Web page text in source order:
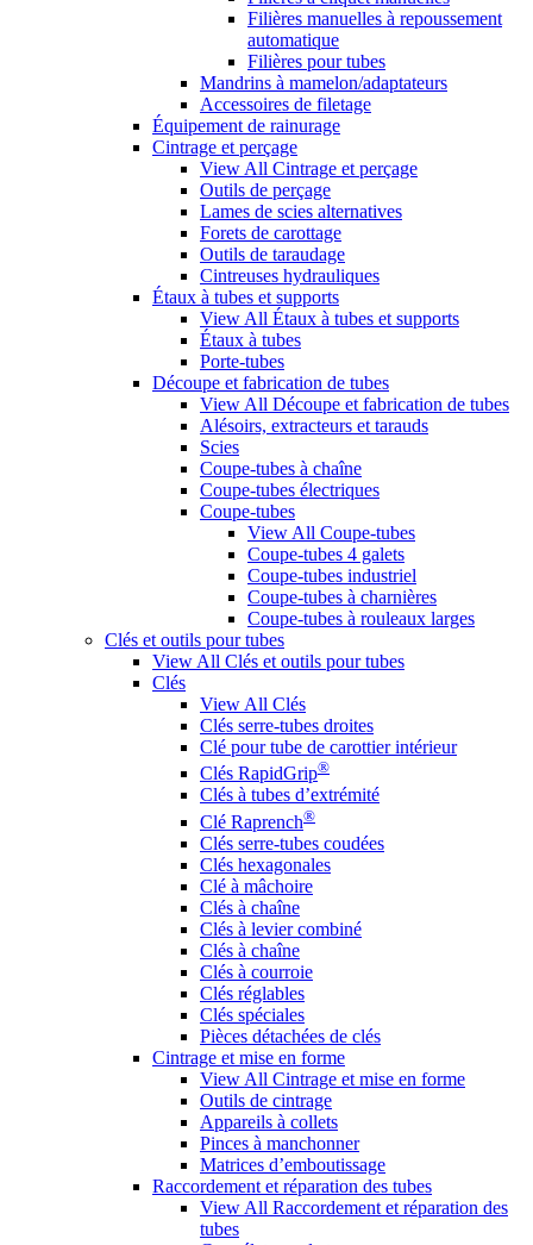
Filières manuelles à repoussement
automatique
Filières pour tubes
Mandrins à mamelon/adaptateurs
Accessoires de filetage
Équipement de rainurage
Cintrage et perçage
View All Cintrage et perçage
Outils de perçage
Lames de scies alternatives
Forets de carottage
Outils de taraudage
Cintreuses hydrauliques
Étaux à tubes et supports
View All Étaux à tubes et supports
Étaux à tubes
Porte-tubes
Découpe et fabrication de tubes
View All Découpe et fabrication de tubes
Alésoirs, extracteurs et tarauds
Scies
Coupe-tubes à chaîne
Coupe-tubes électriques
Coupe-tubes
View All Coupe-tubes
Coupe-tubes 4 galets
Coupe-tubes industriel
Coupe-tubes à charnières
Coupe-tubes à rouleaux larges
Clés et outils pour tubes
View All Clés et outils pour tubes
Clés
View All Clés
Clés serre-tubes droites
Clé pour tube de carottier intérieur
Clés RapidGrip®
Clés à tubes d’extrémité
Clé Raprench®
Clés serre-tubes coudées
Clés hexagonales
Clé à mâchoire
Clés à chaîne
Clés à levier combiné
Clés à chaîne
Clés à courroie
Clés réglables
Clés spéciales
Pièces détachées de clés
Cintrage et mise en forme
View All Cintrage et mise en forme
Outils de cintrage
Appareils à collets
Pinces à manchonner
Matrices d’emboutissage
Raccordement et réparation des tubes
View All Raccordement et réparation des
tubes